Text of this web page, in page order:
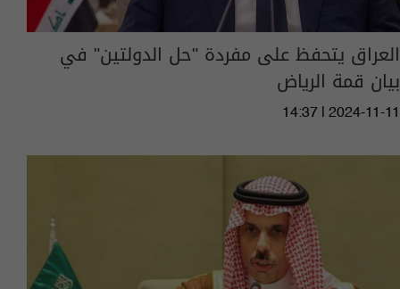
العراق يتحفظ على مفردة "حل الدولتين" في
بيان قمة الرياض
14:37 | 2024-11-11